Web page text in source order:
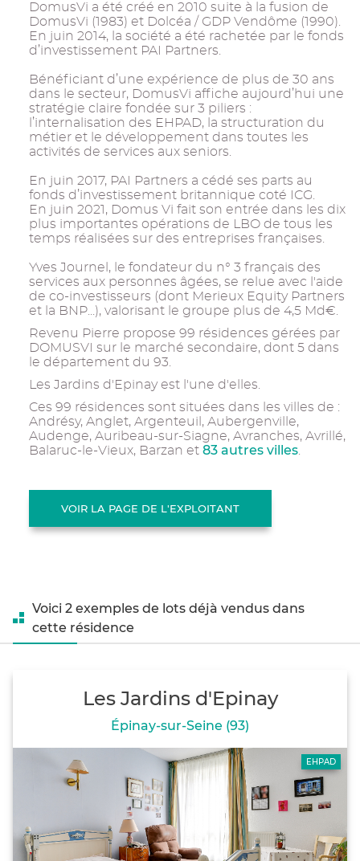
DomusVi a été créé en 2010 suite à la fusion de
DomusVi (1983) et Dolcéa / GDP Vendôme (1990).
En juin 2014, la société a été rachetée par le fonds
d’investissement PAI Partners.
Bénéficiant d’une expérience de plus de 30 ans
dans le secteur, DomusVi affiche aujourd’hui une
stratégie claire fondée sur 3 piliers :
l’internalisation des EHPAD, la structuration du
métier et le développement dans toutes les
activités de services aux seniors.
En juin 2017, PAI Partners a cédé ses parts au
fonds d’investissement britannique coté ICG.
En juin 2021, Domus Vi fait son entrée dans les dix
plus importantes opérations de LBO de tous les
temps réalisées sur des entreprises françaises.
Yves Journel, le fondateur du n° 3 français des
services aux personnes âgées, se relue avec l'aide
de co-investisseurs (dont Merieux Equity Partners
et la BNP...), valorisant le groupe plus de 4,5 Md€.
Revenu Pierre propose 99 résidences gérées par
DOMUSVI sur le marché secondaire, dont 5 dans
le département du 93.
Les Jardins d'Epinay est l'une d'elles.
Ces 99 résidences sont situées dans les villes de :
Andrésy, Anglet, Argenteuil, Aubergenville,
Audenge, Auribeau-sur-Siagne, Avranches, Avrillé,
Balaruc-le-Vieux, Barzan et 83 autres villes
VOIR LA PAGE DE L'EXPLOITANT
Voici 2 exemples de lots déjà vendus dans
cette résidence
Les Jardins d'Epinay
Épinay-sur-Seine (93)
EHPAD